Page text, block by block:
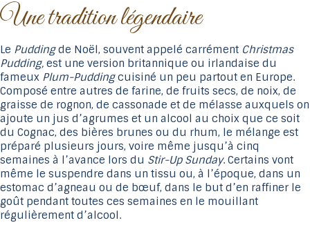
Une tradition légendaire
Le Puddingde Noël, souvent appelé carrément Christmas
Pudding, est une version britannique ou irlandaise du
fameux Plum-Puddingcuisiné un peu partout en Europe.
Composé entre autres de farine, de fruits secs, de noix, de
graisse de rognon, de cassonade et de mélasse auxquels on
ajoute un jus d’agrumes et un alcool au choix que ce soit
du Cognac, des bières brunes ou du rhum, le mélange est
préparé plusieurs jours, voire même jusqu’à cinq
semaines à l’avance lors du Stir-Up Sunday. Certains vont
même le suspendre dans un tissu ou, à l’époque, dans un
estomac d’agneau ou de bœuf, dans le but d’en raffiner le
goût pendant toutes ces semaines en le mouillant
régulièrement d’alcool.